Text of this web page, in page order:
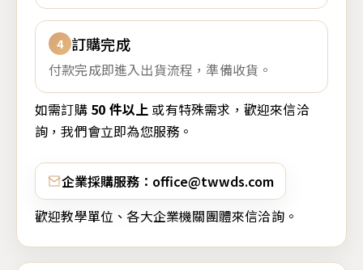
訂購完成
付款完成即進入出貨流程，準備收貨。
如需訂購 50 件以上 或有特殊需求，歡迎來信洽
詢，我們會立即為您服務。
企業採購服務：office@twwds.com
歡迎教學單位、各大企業機關團體來信洽詢。